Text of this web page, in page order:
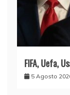
FIFA, Uefa,
5 Agosto